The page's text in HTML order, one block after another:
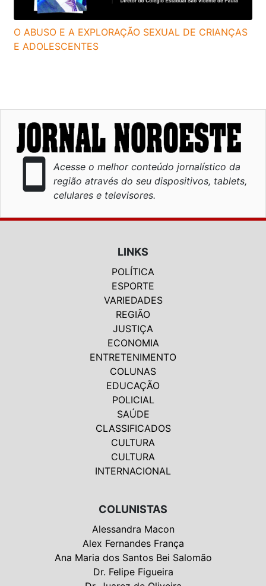
O ABUSO E A EXPLORAÇÃO SEXUAL DE CRIANÇAS
E ADOLESCENTES
smartphone
Acesse o melhor conteúdo jornalístico da
região através do seu dispositivos, tablets,
celulares e televisores.
LINKS
POLÍTICA
ESPORTE
VARIEDADES
REGIÃO
JUSTIÇA
ECONOMIA
ENTRETENIMENTO
COLUNAS
EDUCAÇÃO
POLICIAL
SAÚDE
CLASSIFICADOS
CULTURA
CULTURA
INTERNACIONAL
COLUNISTAS
Alessandra Macon
Alex Fernandes França
Ana Maria dos Santos Bei Salomão
Dr. Felipe Figueira